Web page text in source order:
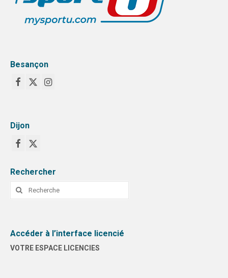
Besançon
Dijon
Rechercher
Rechercher
Accéder à l’interface licencié
VOTRE ESPACE LICENCIES